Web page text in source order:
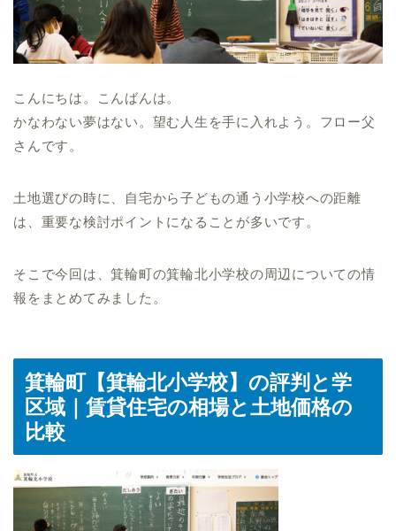
こんにちは。こんばんは。
かなわない夢はない。望む人生を手に入れよう。フロー父
さんです。
土地選びの時に、自宅から子どもの通う小学校への距離
は、重要な検討ポイントになることが多いです。
そこで今回は、箕輪町の箕輪北小学校の周辺についての情
報をまとめてみました。
箕輪町【箕輪北小学校】の評判と学
区域｜賃貸住宅の相場と土地価格の
比較